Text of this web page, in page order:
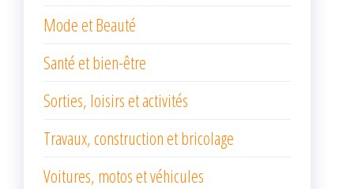
Mode et Beauté
Santé et bien-être
Sorties, loisirs et activités
Travaux, construction et bricolage
Voitures, motos et véhicules